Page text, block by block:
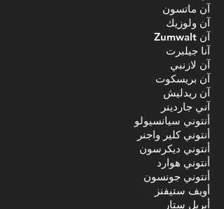
آن ماتسون
آن ولوزيك
آن Zumwalt
آنا جيلبرت
آن لازنبي
آن بريسكوت
آن ريدليش
آني جاردينر
أنتوني سيانسيولو
أنتوني كلير واجنر
أنتوني ديكرسون
أنتوني هوارد
أنتوني جونسون
أويف ستيفنز
أبريل ستار